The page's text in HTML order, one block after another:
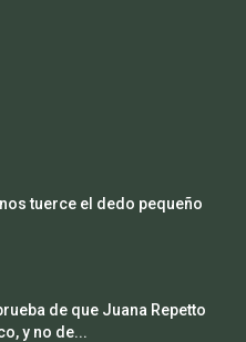
tuerce el dedo pequeño
de que Juana Repetto
y no de...